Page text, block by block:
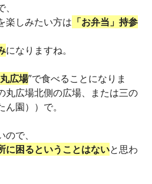
楽しみたい方は 「お弁当」持参
になりますね。
広場”で食べることになりま
丸広場北側の広場、または三の
園））で。
で、
に困るということはないと思わ